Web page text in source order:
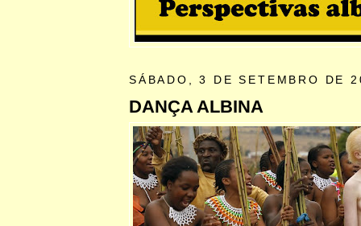
SÁBADO, 3 DE SETEMBRO DE
DANÇA ALBINA